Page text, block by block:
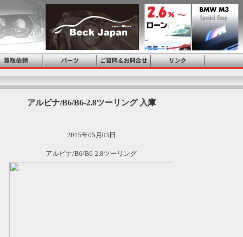
アルピナ/B6/B6-2.8ツーリング 入庫
2015年05月03日
アルピナ/B6/B6-2.8ツーリング